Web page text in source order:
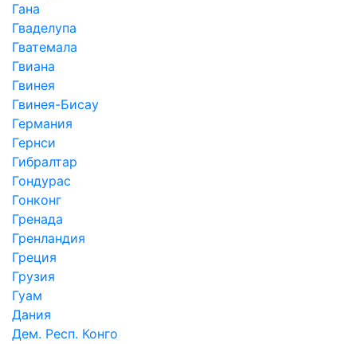
Гана
Гваделупа
Гватемала
Гвиана
Гвинея
Гвинея-Бисау
Германия
Гернси
Гибралтар
Гондурас
Гонконг
Гренада
Гренландия
Греция
Грузия
Гуам
Дания
Дем. Респ. Конго